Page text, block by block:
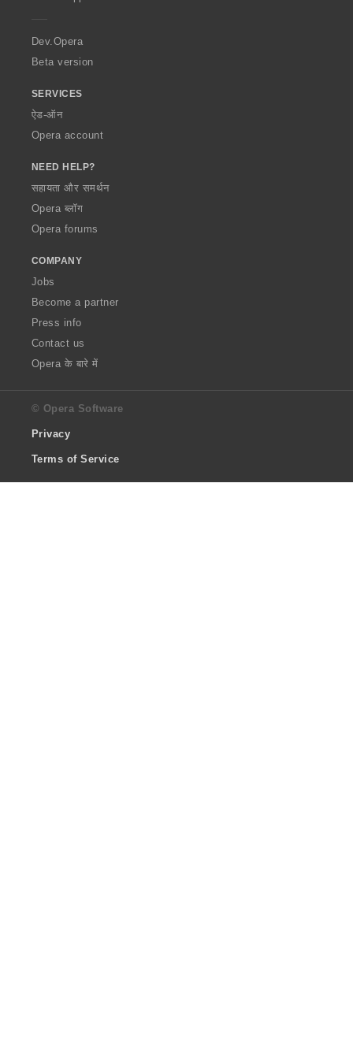
a
Dev.Opera
Beta version
SERVICES
ऐड-ऑन
Opera account
NEED HELP?
सहायता और समर्थन
Opera ब्लॉग
Opera forums
COMPANY
Jobs
Become a partner
Press info
Contact us
Opera के बारे में
© Opera Software
Privacy
Terms of Service